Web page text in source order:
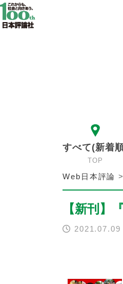
すべて(新着
TOP
Web日本評論
【新刊】
2021.07.09